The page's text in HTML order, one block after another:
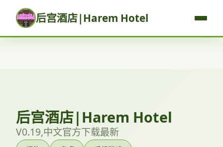
后宫酒店|Harem Hotel
后宫酒店|Harem Hotel
V0.19,中文官方下载最新